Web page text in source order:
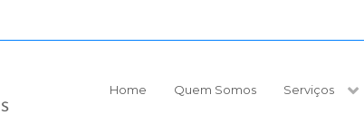
Home Quem Somos Serviços